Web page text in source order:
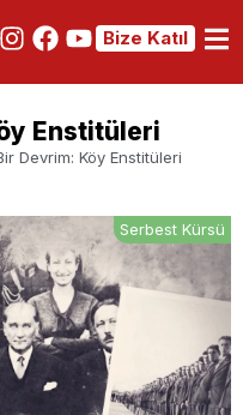
Bize Katıl
Enstitüleri
Devrim: Köy Enstitüleri
Serbest Kürsü